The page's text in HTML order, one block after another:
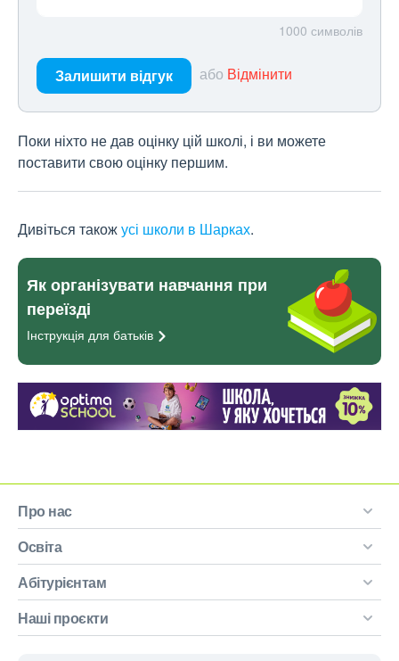
1000 символів
Залишити відгук або Відмінити
Поки ніхто не дав оцінку цій школі, і ви можете
поставити свою оцінку першим.
Дивіться такожусі школи в Шарках.
Як організувати навчання при
переїзді
Інструкція для батьків
Про нас
Освіта
Абітурієнтам
Наші проєкти